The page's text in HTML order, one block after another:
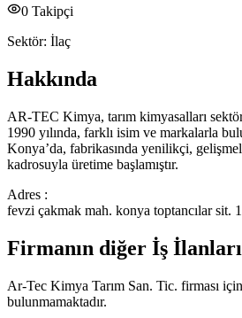
0 Takipçi
Sektör: İlaç
Hakkında
AR-TEC Kimya, tarım kimyasalları
1990 yılında, farklı isim ve markalarla
Konya’da, fabrikasında yenilikçi,
kadrosuyla üretime başlamıştır.
Adres :
fevzi çakmak mah. konya toptancılar sit.
Firmanın diğer İş İlanları
Ar-Tec Kimya Tarım San. Tic. firması
bulunmamaktadır.